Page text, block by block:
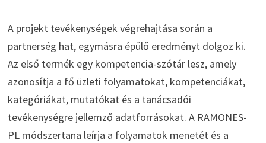
A projekt tevékenységek végrehajtása során a
partnerség hat, egymásra épülő eredményt dolgoz ki.
Az első termék egy kompetencia-szótár lesz, amely
azonosítja a fő üzleti folyamatokat, kompetenciákat,
kategóriákat, mutatókat és a tanácsadói
tevékenységre jellemző adatforrásokat. A RAMONES-
PL módszertana leírja a folyamatok menetét és a